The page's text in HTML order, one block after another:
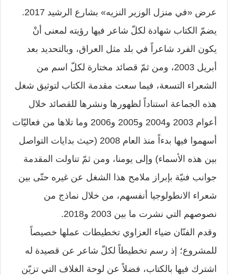
عرض «في منزل الوزير النزيه» بشارع الرشيد 2017.
يضمّ الكتاب شهادة لكلّ شاعر فيها رؤيته لمعنى أنْ
يكون الفرد شاعراً في بلد مثل العراق، وبالتحديد بعد
أبريل 2003، ومن ثمّ قصائد مختارة لكلّ اسم من
الشعراء التسعة، فيما سعت مقدمة الكتاب لتوثيق شغل
هذه الجماعة استناداً لظهورها ونشرها للقصائد خلال
أعوام 2003 و2004 و2005 و2006 وما تلاها من فعاليّات
أسهموا فيها بدءاً منذ العام 2008 (حيث بدايات التواصل
بين هذه الأسماء) وإلى يومنا، ومن ثمّ تناولت المقدمة
جوانب فنيّة بإبراز ملامح هذا الشغل عن غيره حتّى بين
شعراء الانطولوجيا أنفسهم، من خلال نماذج من
نصوصهم التي نشرت ما بين 2003 و2018.
وقدم الفنّان ضياء العزاوي تخطيطات عملها خصيصاً
للمشروع؛ إذ رسم تخطيطاً لكلّ شاعر عن قصيدة له
اشترك فيها بالكتاب، فضلاً عن لوحة الغلاف التي تزيّن